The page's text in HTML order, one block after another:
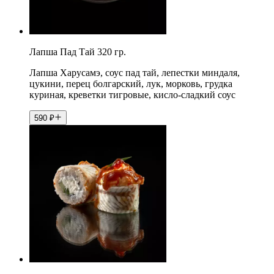
Лапша Пад Тай 320 гр.
Лапша Харусамэ, соус пад тай, лепестки миндаля,
цукини, перец болгарский, лук, морковь, грудка
куриная, креветки тигровые, кисло-сладкий соус
590 ₽